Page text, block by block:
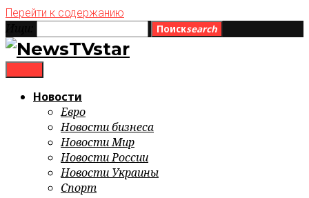
Перейти к содержанию
Поискsearch
Новости
Евро
Новости бизнеса
Новости Мир
Новости России
Новости Украины
Спорт